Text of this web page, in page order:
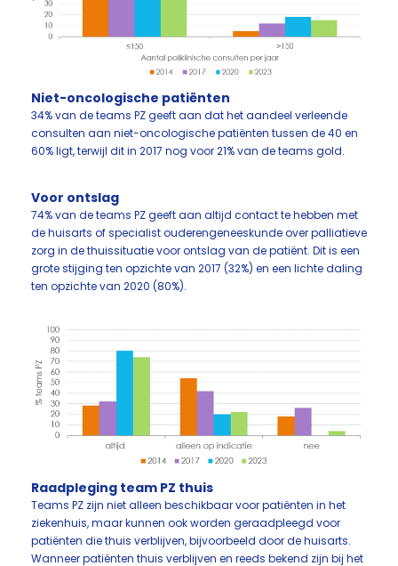
Niet-oncologische patiënten
34% van de teams PZ geeft aan dat het aandeel verleende
consulten aan niet-oncologische patiënten tussen de 40 en
60% ligt, terwijl dit in 2017 nog voor 21% van de teams gold.
Voor ontslag
74% van de teams PZ geeft aan altijd contact te hebben met
de huisarts of specialist ouderengeneeskunde over palliatieve
zorg in de thuissituatie voor ontslag van de patiënt. Dit is een
grote stijging ten opzichte van 2017 (32%) en een lichte daling
ten opzichte van 2020 (80%).
Raadpleging team PZ thuis
Teams PZ zijn niet alleen beschikbaar voor patiënten in het
ziekenhuis, maar kunnen ook worden geraadpleegd voor
patiënten die thuis verblijven, bijvoorbeeld door de huisarts.
Wanneer patiënten thuis verblijven en reeds bekend zijn bij het